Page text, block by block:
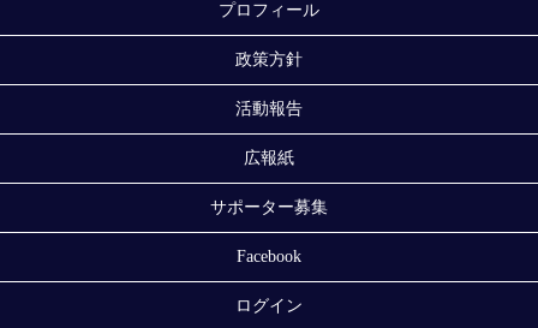
プロフィール
政策方針
活動報告
広報紙
サポーター募集
Facebook
ログイン